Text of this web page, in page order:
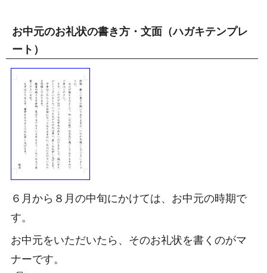
お中元のお礼状の書き方・文面（ハガキテンプレ
ート）
６月から８月の中旬にかけては、お中元の時期で
す。
お中元をいただいたら、そのお礼状を書くのがマ
ナーです。